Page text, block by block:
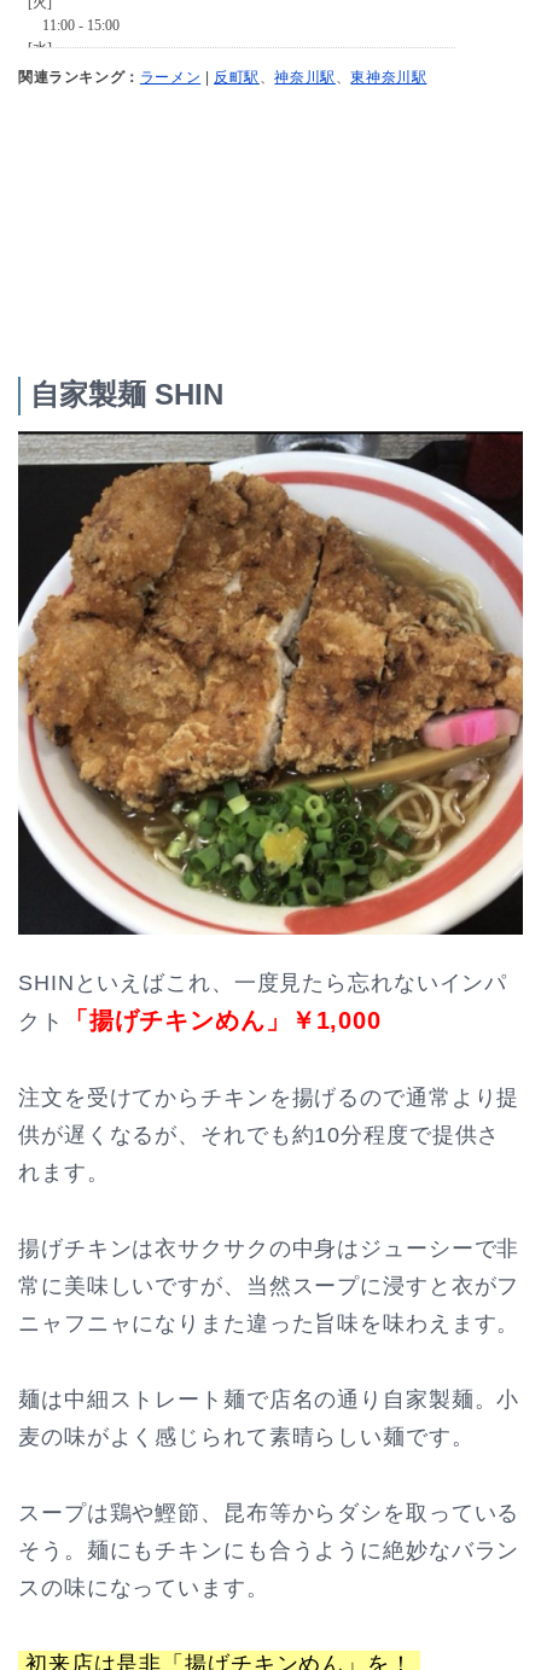
関連ランキング： ラーメン 反町駅 、神奈川駅 、東神奈川駅
自家製麺 SHIN
SHINといえばこれ、一度見たら忘れないインパ
クト
「揚げチキンめん」 ￥1,000
注文を受けてからチキンを揚げるので通常より提
供が遅くなるが、それでも約10分程度で提供さ
れます。
揚げチキンは衣サクサクの中身はジューシーで非
常に美味しいですが、当然スープに浸すと衣がフ
ニャフニャになりまた違った旨味を味わえます。
麺は中細ストレート麺で店名の通り自家製麺。小
麦の味がよく感じられて素晴らしい麺です。
スープは鶏や鰹節、昆布等からダシを取っている
そう。麺にもチキンにも合うように絶妙なバラン
スの味になっています。
初来店は是非「揚げチキンめん」を！